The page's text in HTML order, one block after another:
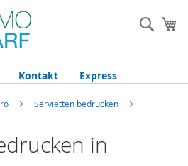
Kontakt Express
Servietten bedrucken
in